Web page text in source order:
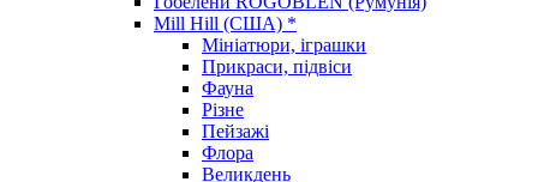
Mill Hill (США) *
Мініатюри, іграшки
Прикраси, підвіси
Фауна
Різне
Пейзажі
Флора
Великдень